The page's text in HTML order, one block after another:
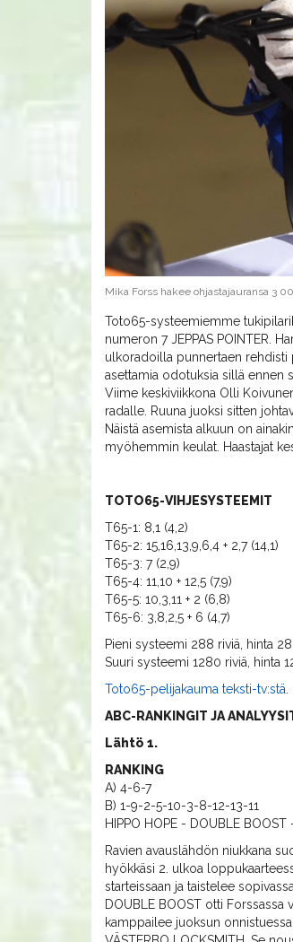
Mika Forss hakee ohjastajauransa 3
Toto65-systeemiemme
numeron 7 JEPPAS POINTER.
ulkoradoilla punnertaen rehdisti
asettamia odotuksia sillä ennen
Viime keskiviikkona Olli
radalle. Ruuna juoksi sitten
Näistä asemista alkuun on
myöhemmin keulat. Haastajat
TOTO65-VIHJESYSTEEMIT
T65-1: 8,1 (4,2)
T65-2: 15,16,13,9,6,4 + 2,7 (14,1)
T65-3: 7 (2,9)
T65-4: 11,10 + 12,5 (7,9)
T65-5: 10,3,11 + 2 (6,8)
T65-6: 3,8,2,5 + 6 (4,7)
Pieni systeemi 288 riviä, hinta
Suuri systeemi 1280 riviä, hinta
Toto65-pelijakauma teksti-tv:stä
ABC-RANKINGIT JA
Lähtö 1.
RANKING
A) 4-6-7
B) 1-9-2-5-10-3-8-12-13-11
HIPPO HOPE - DOUBLE
Ravien avauslähdön niukkana
hyökkäsi 2. ulkoa
starteissaan ja taistelee
DOUBLE BOOST otti
kamppailee juoksun